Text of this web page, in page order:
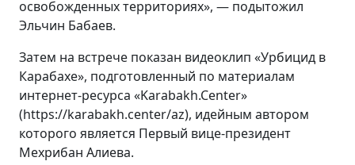
освобожденных территориях», — подытожил
Эльчин Бабаев.
Затем на встрече показан видеоклип «Урбицид в
Карабахе», подготовленный по материалам
интернет-ресурса «Karabakh.Center»
(https://karabakh.center/az), идейным автором
которого является Первый вице-президент
Мехрибан Алиева.